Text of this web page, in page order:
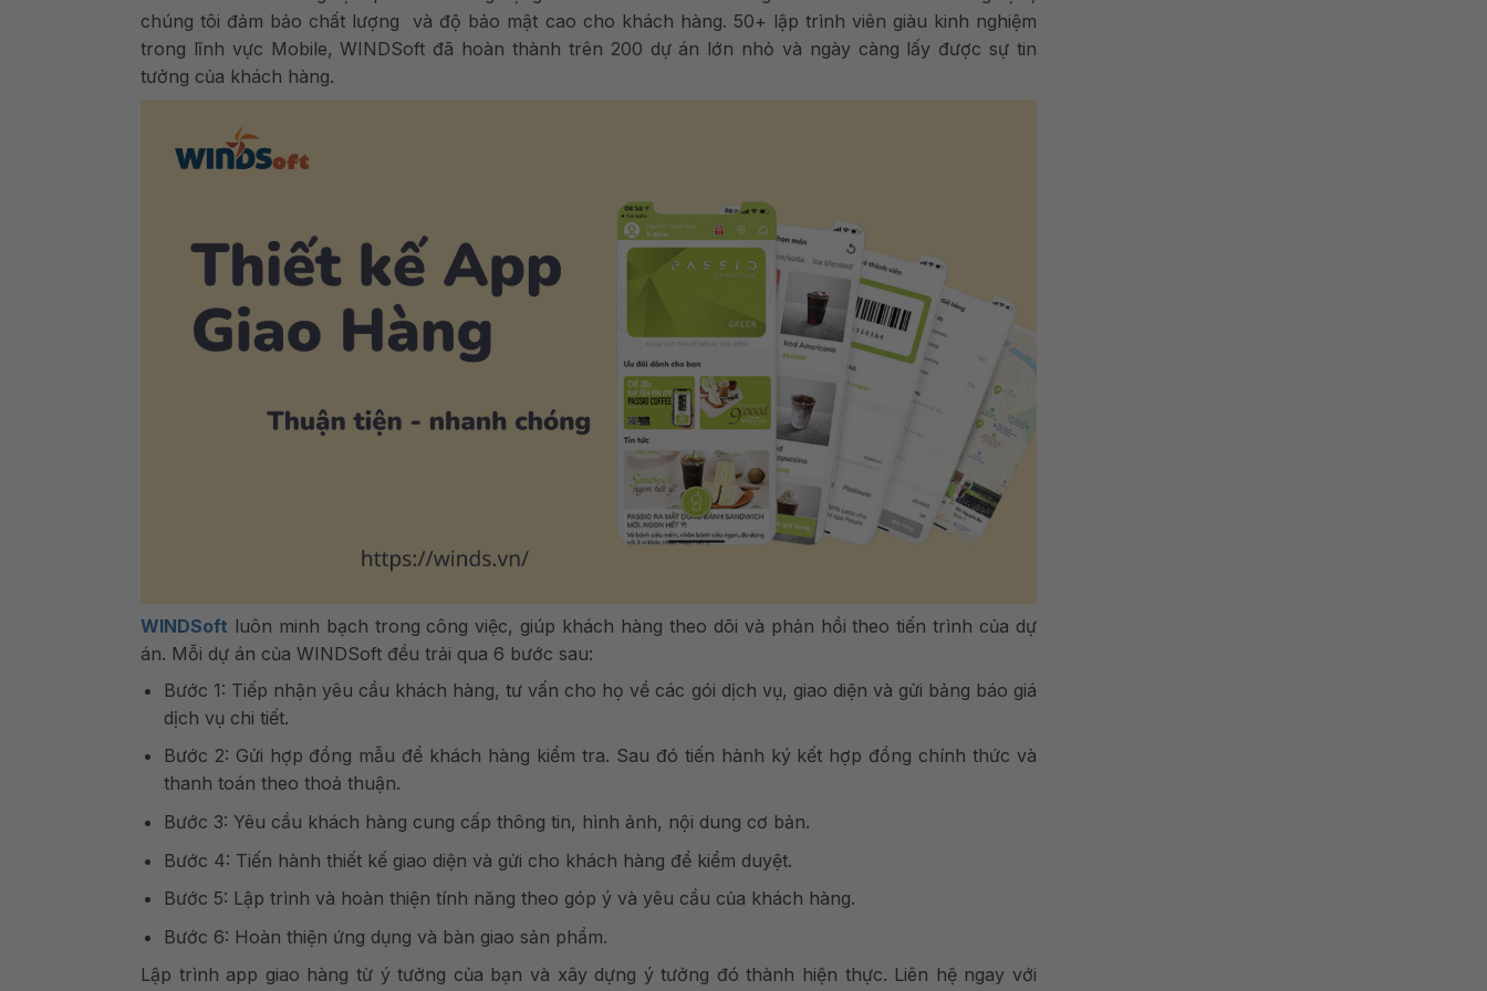
chúng tôi đảm bảo chất lượng
và độ bảo mật cao cho khách hàng. 50+ lập trình viên giàu kinh nghiệm
trong lĩnh vực Mobile, WINDSoft đã hoàn thành trên 200 dự án lớn nhỏ và ngày càng lấy được sự tin
tưởng của khách hàng.
WINDSoft luôn minh bạch trong công việc, giúp khách hàng theo dõi và phản hồi theo tiến trình của dự
án. Mỗi dự án của WINDSoft đều trải qua 6 bước sau:
Bước 1: Tiếp nhận yêu cầu khách hàng, tư vấn cho họ về các gói dịch vụ, giao diện và gửi bảng báo giá
dịch vụ chi tiết.
Bước 2: Gửi hợp đồng mẫu để khách hàng kiểm tra. Sau đó tiến hành ký kết hợp đồng chính thức và
thanh toán theo thoả thuận.
Bước 3: Yêu cầu khách hàng cung cấp thông tin, hình ảnh, nội dung cơ bản.
Bước 4: Tiến hành thiết kế giao diện và gửi cho khách hàng để kiểm duyệt.
Bước 5: Lập trình và hoàn thiện tính năng theo góp ý và yêu cầu của khách hàng.
Bước 6: Hoàn thiện ứng dụng và bàn giao sản phẩm.
Lập trình app giao hàng từ ý tưởng của bạn và xây dựng ý tưởng đó thành hiện thực. Liên hệ ngay với